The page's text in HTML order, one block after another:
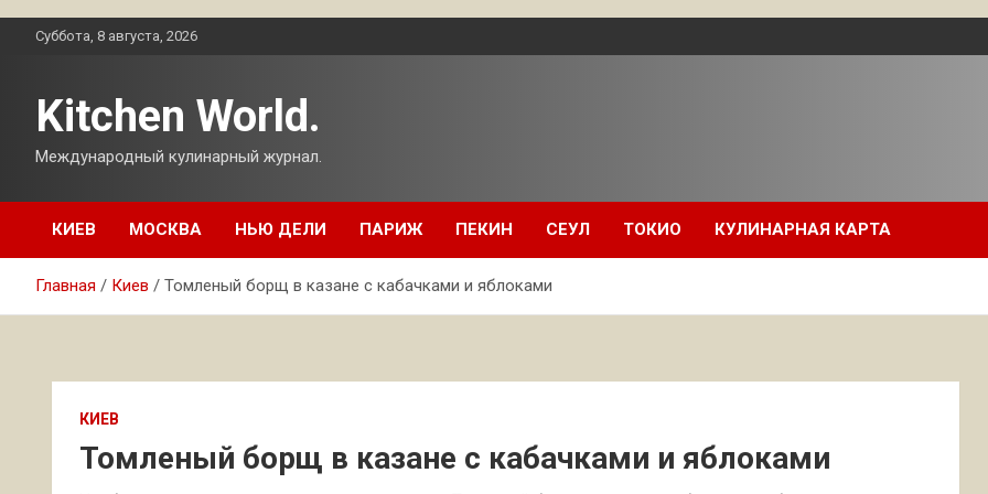
ПерейтиСуббота, 8 августа, 2026
Kitchen World.
Международный кулинарный журнал.
КИЕВ МОСКВА НЬЮ ДЕЛИ ПАРИЖ ПЕКИН СЕУЛ ТОКИО КУЛИНАРНАЯ КАРТА
Главная Киев Томленый борщ в казане с кабачками и яблоками
КИЕВ
Томленый борщ в казане с кабачками и яблоками